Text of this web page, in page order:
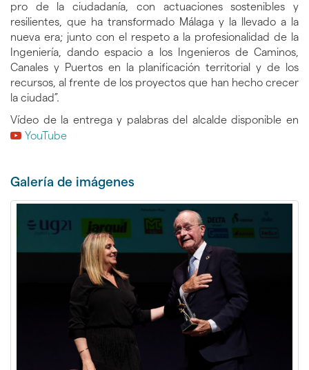
pro de la ciudadanía, con actuaciones sostenibles y
resilientes, que ha transformado Málaga y la llevado a la
nueva era; junto con el respeto a la profesionalidad de la
Ingeniería, dando espacio a los Ingenieros de Caminos,
Canales y Puertos en la planificación territorial y de los
recursos, al frente de los proyectos que han hecho crecer
la ciudad”.
Vídeo de la entrega y palabras del alcalde disponible en
YouTube
Galerí­a de imágenes